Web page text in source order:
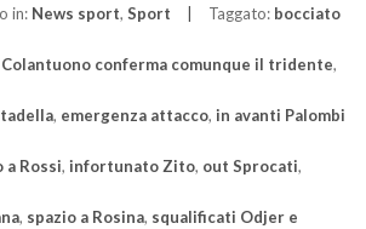
in: News sport, Sport Taggato: bocciato
Colantuono conferma comunque il tridente,
, emergenza attacco, in avanti Palombi
Rossi, infortunato Zito, out Sprocati,
, spazio a Rosina, squalificati Odjer e